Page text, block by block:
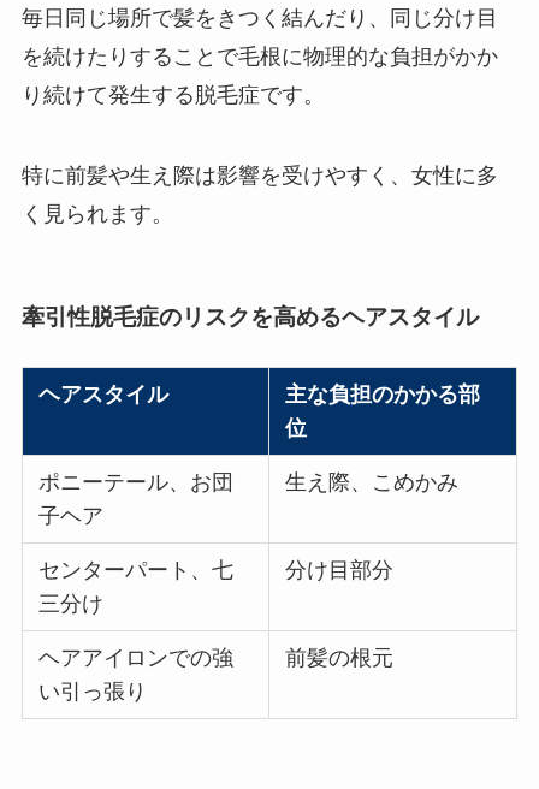
毎日同じ場所で髪をきつく結んだり、同じ分け目
を続けたりすることで毛根に物理的な負担がかか
り続けて発生する脱毛症です。
特に前髪や生え際は影響を受けやすく、女性に多
く見られます。
牽引性脱毛症のリスクを高めるヘアスタイル
ヘアスタイル
主な負担のかかる部
位
ポニーテール、お団
子ヘア
生え際、こめかみ
センターパート、七
三分け
分け目部分
ヘアアイロンでの強
い引っ張り
前髪の根元